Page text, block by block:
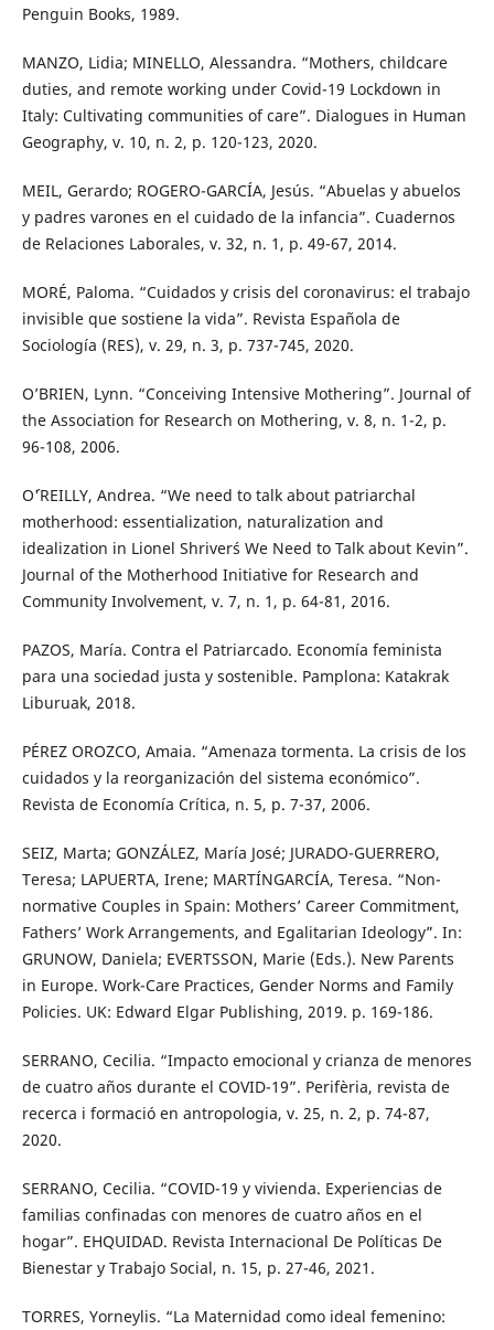
Penguin Books, 1989.
MANZO, Lidia; MINELLO, Alessandra. “Mothers, childcare
duties, and remote working under Covid-19 Lockdown in
Italy: Cultivating communities of care”. Dialogues in Human
Geography, v. 10, n. 2, p. 120-123, 2020.
MEIL, Gerardo; ROGERO-GARCÍA, Jesús. “Abuelas y abuelos
y padres varones en el cuidado de la infancia”. Cuadernos
de Relaciones Laborales, v. 32, n. 1, p. 49-67, 2014.
MORÉ, Paloma. “Cuidados y crisis del coronavirus: el trabajo
invisible que sostiene la vida”. Revista Española de
Sociología (RES), v. 29, n. 3, p. 737-745, 2020.
O’BRIEN, Lynn. “Conceiving Intensive Mothering”. Journal of
the Association for Research on Mothering, v. 8, n. 1-2, p.
96-108, 2006.
O´'REILLY, Andrea. “We need to talk about patriarchal
motherhood: essentialization, naturalization and
idealization in Lionel Shriver´s We Need to Talk about Kevin”.
Journal of the Motherhood Initiative for Research and
Community Involvement, v. 7, n. 1, p. 64-81, 2016.
PAZOS, María. Contra el Patriarcado. Economía feminista
para una sociedad justa y sostenible. Pamplona: Katakrak
Liburuak, 2018.
PÉREZ OROZCO, Amaia. “Amenaza tormenta. La crisis de los
cuidados y la reorganización del sistema económico”.
Revista de Economía Crítica, n. 5, p. 7-37, 2006.
SEIZ, Marta; GONZÁLEZ, María José; JURADO-GUERRERO,
Teresa; LAPUERTA, Irene; MARTÍNGARCÍA, Teresa. “Non-
normative Couples in Spain: Mothers’ Career Commitment,
Fathers’ Work Arrangements, and Egalitarian Ideology”. In:
GRUNOW, Daniela; EVERTSSON, Marie (Eds.). New Parents
in Europe. Work-Care Practices, Gender Norms and Family
Policies. UK: Edward Elgar Publishing, 2019. p. 169-186.
SERRANO, Cecilia. “Impacto emocional y crianza de menores
de cuatro años durante el COVID-19”. Perifèria, revista de
recerca i formació en antropologia, v. 25, n. 2, p. 74-87,
2020.
SERRANO, Cecilia. “COVID-19 y vivienda. Experiencias de
familias confinadas con menores de cuatro años en el
hogar”. EHQUIDAD. Revista Internacional De Políticas De
Bienestar y Trabajo Social, n. 15, p. 27-46, 2021.
TORRES, Yorneylis. “La Maternidad como ideal femenino: